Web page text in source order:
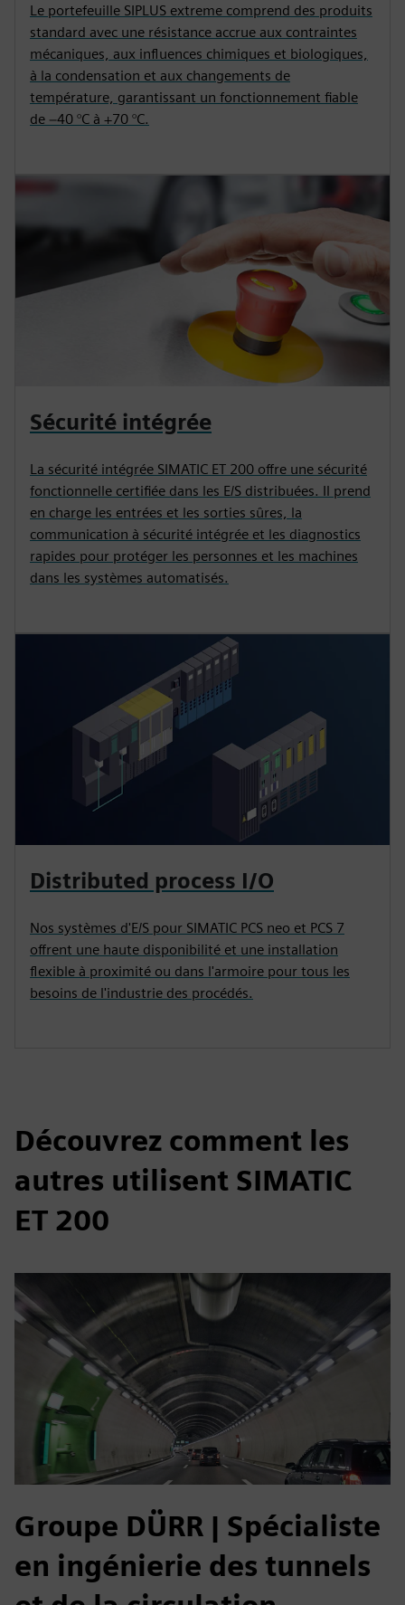
Le portefeuille SIPLUS extreme comprend des produits
standard avec une résistance accrue aux contraintes
mécaniques, aux influences chimiques et biologiques,
à la condensation et aux changements de
température, garantissant un fonctionnement fiable
de −40 °C à +70 °C.
Sécurité intégrée
La sécurité intégrée SIMATIC ET 200 offre une sécurité
fonctionnelle certifiée dans les E/S distribuées. Il prend
en charge les entrées et les sorties sûres, la
communication à sécurité intégrée et les diagnostics
rapides pour protéger les personnes et les machines
dans les systèmes automatisés.
Distributed process I/O
Nos systèmes d'E/S pour SIMATIC PCS neo et PCS 7
offrent une haute disponibilité et une installation
flexible à proximité ou dans l'armoire pour tous les
besoins de l'industrie des procédés.
Découvrez comment les
autres utilisent SIMATIC
ET 200
Groupe DÜRR | Spécialiste
en ingénierie des tunnels